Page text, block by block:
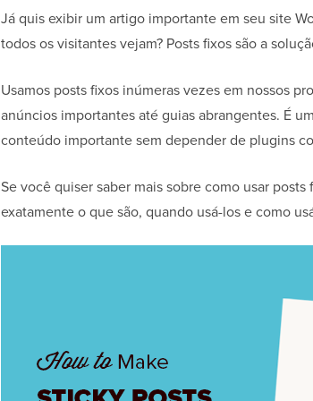
Já quis exibir um artigo importante em seu site
todos os visitantes vejam? Posts fixos são a
Usamos posts fixos inúmeras vezes em nossos
anúncios importantes até guias abrangentes. É
conteúdo importante sem depender de plugins
Se você quiser saber mais sobre como usar
exatamente o que são, quando usá-los e como